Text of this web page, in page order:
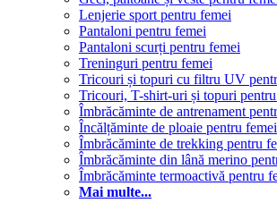
Lenjerie sport pentru femei
Pantaloni pentru femei
Pantaloni scurți pentru femei
Treninguri pentru femei
Tricouri și topuri cu filtru UV
Tricouri, T-shirt-uri și topuri
Îmbrăcăminte de antrenament
Încălțăminte de ploaie pentru femei
Îmbrăcăminte de trekking pentru
Îmbrăcăminte din lână merino
Îmbrăcăminte termoactivă pentru
Mai multe...